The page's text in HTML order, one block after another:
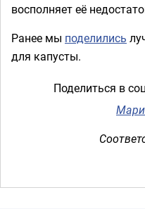
восполняет её
Ранее мы поделились
для капусты.
Поделиться в